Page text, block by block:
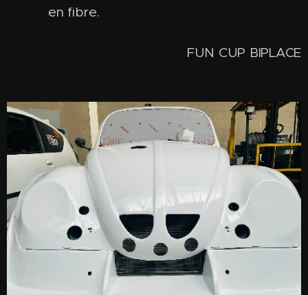
en fibre.
FUN CUP BIPLACE